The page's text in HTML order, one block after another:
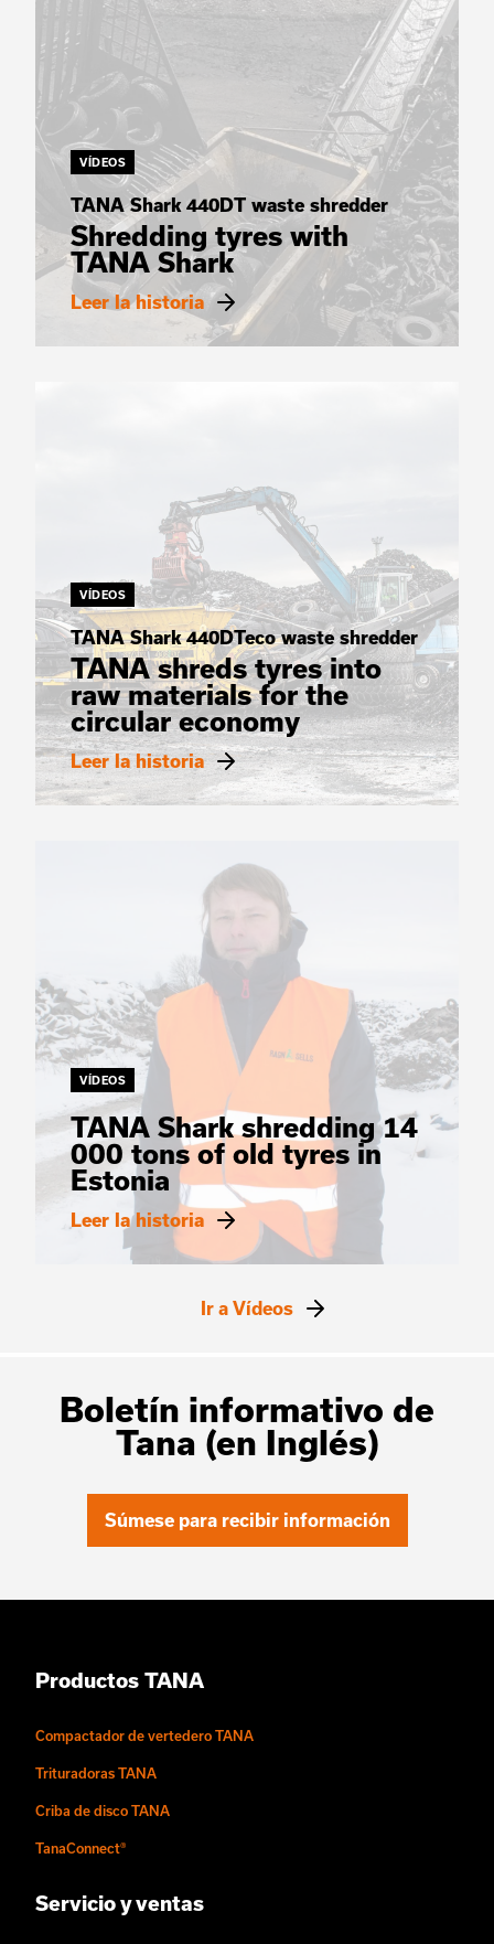
VÍDEOS
TANA Shark 440DT waste shredder
Shredding tyres with
TANA Shark
Leer la historia
VÍDEOS
TANA Shark 440DTeco waste shredder
TANA shreds tyres into
raw materials for the
circular economy
Leer la historia
VÍDEOS
TANA Shark shredding 14
000 tons of old tyres in
Estonia
Leer la historia
Ir a Vídeos
Boletín informativo de
Tana (en Inglés)
Súmese para recibir información
Productos TANA
Compactador de vertedero TANA
Trituradoras TANA
Criba de disco TANA
TanaConnect®
Servicio y ventas